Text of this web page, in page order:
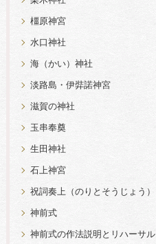
橿原神宮
水口神社
海（かい）神社
淡路島・伊弉諾神宮
滋賀の神社
玉串奉奠
生田神社
石上神宮
祝詞奏上（のりとそうじょう）
神前式
神前式の作法説明とリハーサル